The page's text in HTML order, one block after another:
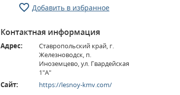
Добавить в избранное
Контактная информация
Адрес:
Ставропольский край, г.
Железноводск, п.
Иноземцево, ул. Гвардейская
1"А"
Сайт:
https://lesnoy-kmv.com/